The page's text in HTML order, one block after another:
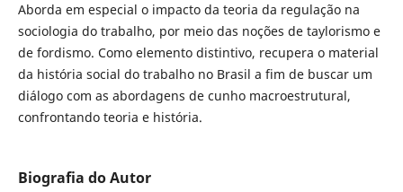
Aborda em especial o impacto da teoria da regulação na
sociologia do trabalho, por meio das noções de taylorismo e
de fordismo. Como elemento distintivo, recupera o material
da história social do trabalho no Brasil a fim de buscar um
diálogo com as abordagens de cunho macroestrutural,
confrontando teoria e história.
Biografia do Autor